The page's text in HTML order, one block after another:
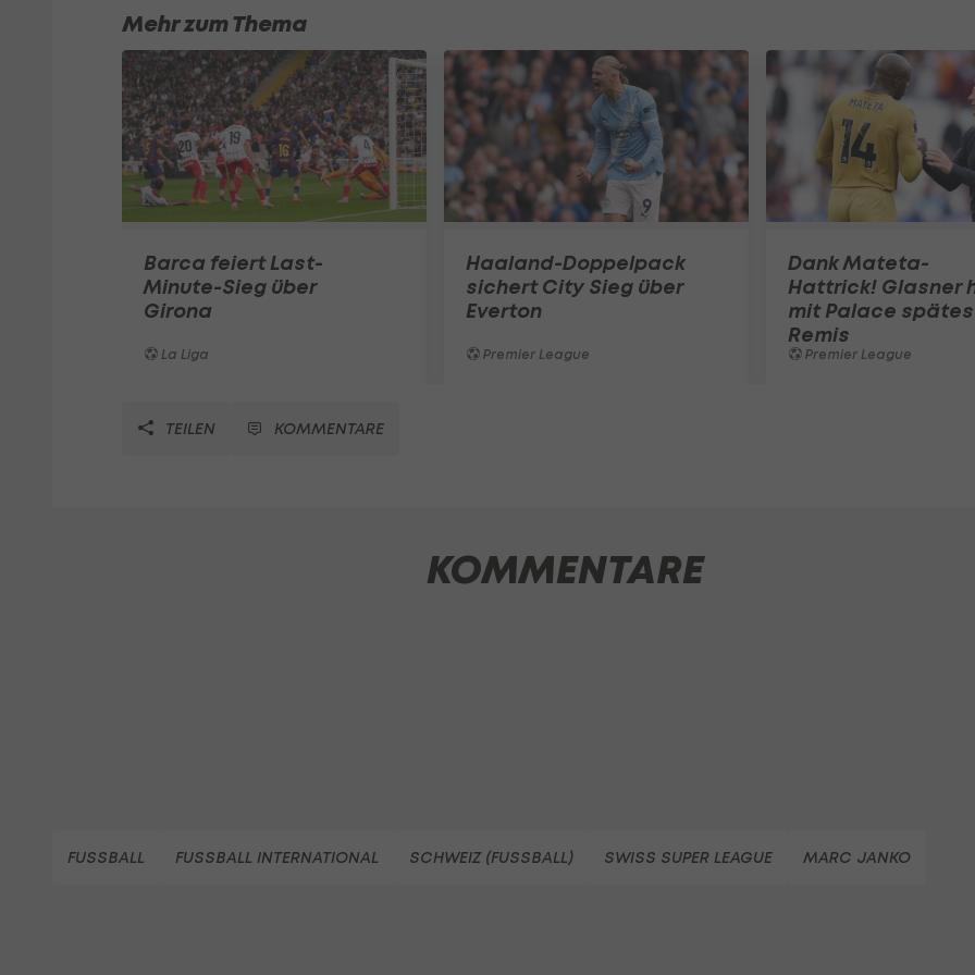
Mehr zum Thema
Barca feiert Last-
Minute-Sieg über
Girona
La Liga
Haaland-Doppelpack
sichert City Sieg über
Everton
Premier League
Dank Mateta-
Hattrick! Glasner
mit Palace spätes
Remis
Premier League
TEILEN KOMMENTARE
KOMMENTARE
FUSSBALL FUSSBALL INTERNATIONAL SCHWEIZ (FUSSBALL) SWISS SUPER LEAGUE MARC JANKO